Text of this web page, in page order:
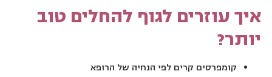
איך עוזרים לגוף להחלים טוב
יותר?
קומפרסים קרים לפי הנחיה של הרופא